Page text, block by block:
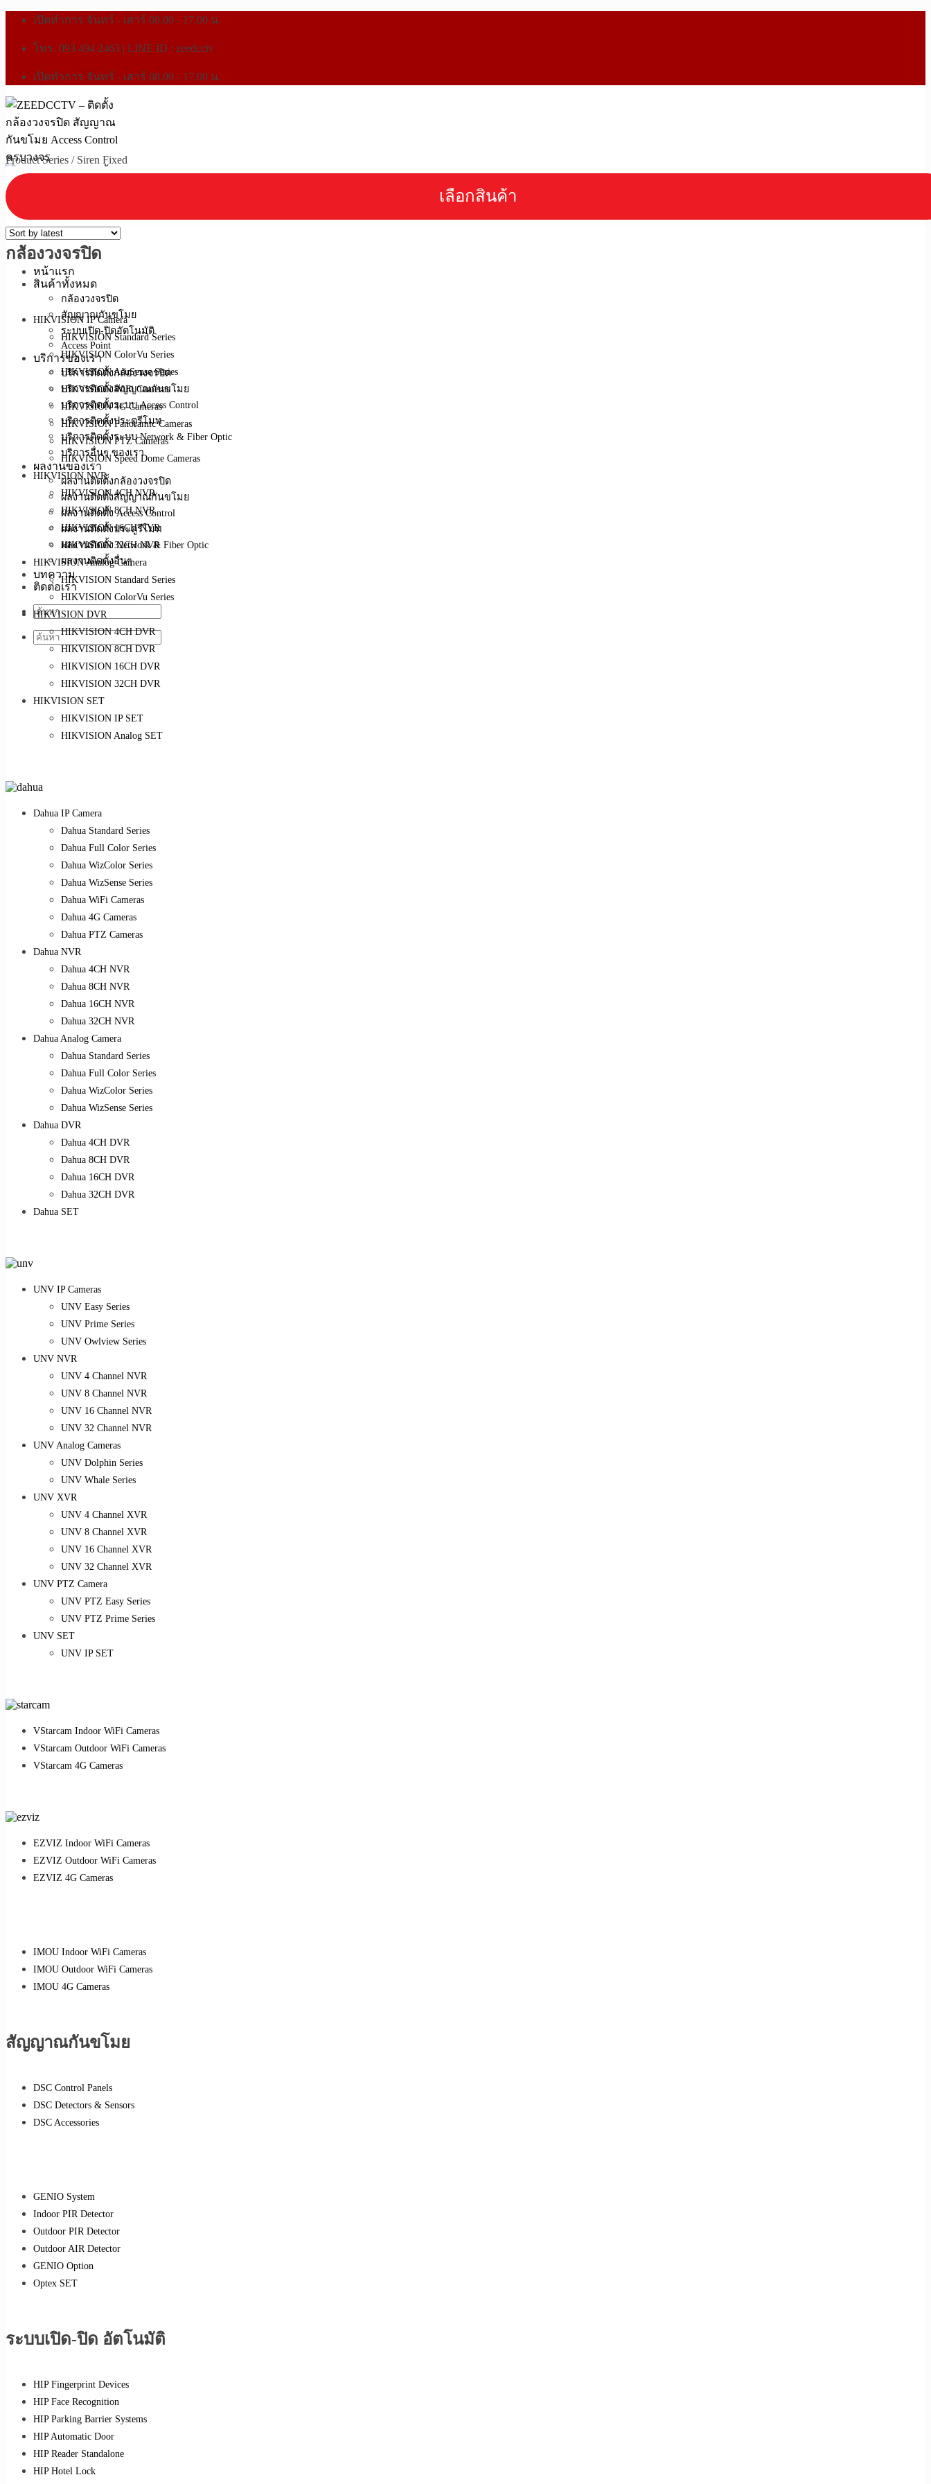
เปิดทำการ จันทร์ - เสาร์ 08.00 - 17.00 น.
โทร. 093 494 2463 | LINE ID : zeedcctv
เปิดทำการ จันทร์ - เสาร์ 08.00 - 17.00 น.
หน้าแรก
สินค้าทั้งหมด
กล้องวงจรปิด
สัญญาณกันขโมย
ระบบเปิด-ปิดอัตโนมัติ
Access Point
บริการของเรา
บริการติดตั้งกล้องวงจรปิด
บริการติดตั้งสัญญาณกันขโมย
บริการติดตั้งระบบ Access Control
บริการติดตั้งประตูรีโมท
บริการติดตั้งระบบ Network & Fiber Optic
บริการอื่นๆ ของเรา
ผลงานของเรา
ผลงานติดตั้งกล้องวงจรปิด
ผลงานติดตั้งสัญญาณกันขโมย
ผลงานติดตั้ง Access Control
ผลงานติดตั้งประตูรีโมท
ผลงานติดตั้ง Network & Fiber Optic
ผลงานติดตั้งอื่นๆ
บทความ
ติดต่อเรา
Product Series /Siren Fixed
กล้องวงจรปิด
HIKVISION IP Camera
HIKVISION Standard Series
HIKVISION ColorVu Series
HIKVISION AcuSense Series
HIKVISION WiFi Cameras
HIKVISION 4G Cameras
HIKVISION Panoramic Cameras
HIKVISION PTZ Cameras
HIKVISION Speed Dome Cameras
HIKVISION NVR
HIKVISION 4CH NVR
HIKVISION 8CH NVR
HIKVISION 16CH NVR
HIKVISION 32CH NVR
HIKVISION Analog Camera
HIKVISION Standard Series
HIKVISION ColorVu Series
HIKVISION DVR
HIKVISION 4CH DVR
HIKVISION 8CH DVR
HIKVISION 16CH DVR
HIKVISION 32CH DVR
HIKVISION SET
HIKVISION IP SET
HIKVISION Analog SET
Dahua IP Camera
Dahua Standard Series
Dahua Full Color Series
Dahua WizColor Series
Dahua WizSense Series
Dahua WiFi Cameras
Dahua 4G Cameras
Dahua PTZ Cameras
Dahua NVR
Dahua 4CH NVR
Dahua 8CH NVR
Dahua 16CH NVR
Dahua 32CH NVR
Dahua Analog Camera
Dahua Standard Series
Dahua Full Color Series
Dahua WizColor Series
Dahua WizSense Series
Dahua DVR
Dahua 4CH DVR
Dahua 8CH DVR
Dahua 16CH DVR
Dahua 32CH DVR
Dahua SET
UNV IP Cameras
UNV Easy Series
UNV Prime Series
UNV Owlview Series
UNV NVR
UNV 4 Channel NVR
UNV 8 Channel NVR
UNV 16 Channel NVR
UNV 32 Channel NVR
UNV Analog Cameras
UNV Dolphin Series
UNV Whale Series
UNV XVR
UNV 4 Channel XVR
UNV 8 Channel XVR
UNV 16 Channel XVR
UNV 32 Channel XVR
UNV PTZ Camera
UNV PTZ Easy Series
UNV PTZ Prime Series
UNV SET
UNV IP SET
VStarcam Indoor WiFi Cameras
VStarcam Outdoor WiFi Cameras
VStarcam 4G Cameras
EZVIZ Indoor WiFi Cameras
EZVIZ Outdoor WiFi Cameras
EZVIZ 4G Cameras
IMOU Indoor WiFi Cameras
IMOU Outdoor WiFi Cameras
IMOU 4G Cameras
สัญญาณกันขโมย
DSC Control Panels
DSC Detectors & Sensors
DSC Accessories
GENIO System
Indoor PIR Detector
Outdoor PIR Detector
Outdoor AIR Detector
GENIO Option
Optex SET
ระบบเปิด-ปิด อัตโนมัติ
HIP Fingerprint Devices
HIP Face Recognition
HIP Parking Barrier Systems
HIP Automatic Door
HIP Reader Standalone
HIP Hotel Lock